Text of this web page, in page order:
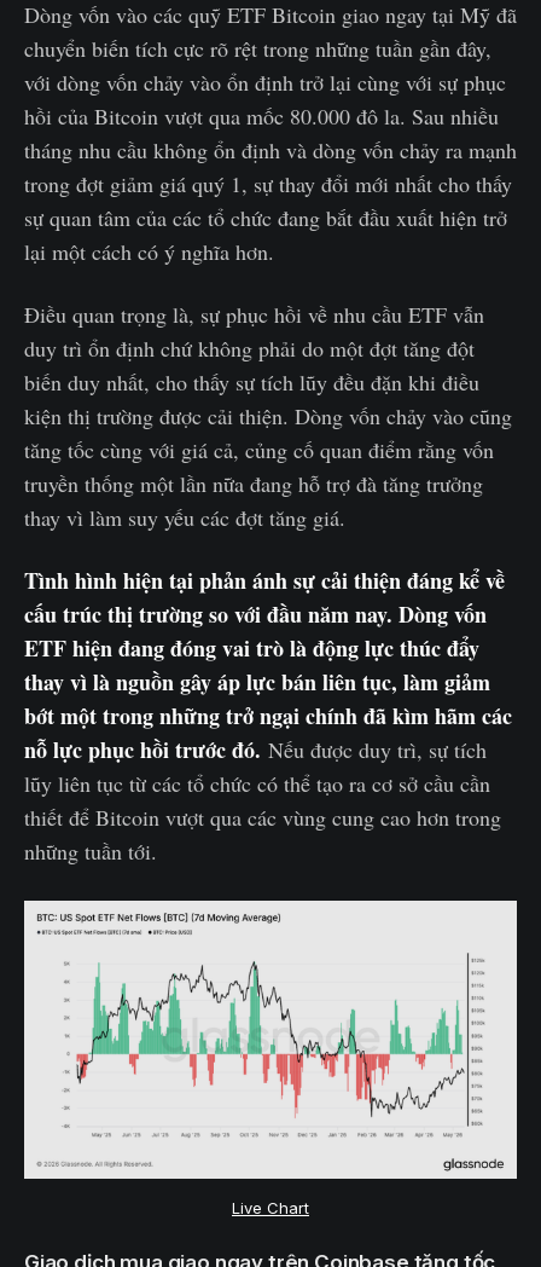
Dòng vốn vào các quỹ ETF Bitcoin giao ngay tại Mỹ đã
chuyển biến tích cực rõ rệt trong những tuần gần đây,
với dòng vốn chảy vào ổn định trở lại cùng với sự phục
hồi của Bitcoin vượt qua mốc 80.000 đô la. Sau nhiều
tháng nhu cầu không ổn định và dòng vốn chảy ra mạnh
trong đợt giảm giá quý 1, sự thay đổi mới nhất cho thấy
sự quan tâm của các tổ chức đang bắt đầu xuất hiện trở
lại một cách có ý nghĩa hơn.
Điều quan trọng là, sự phục hồi về nhu cầu ETF vẫn
duy trì ổn định chứ không phải do một đợt tăng đột
biến duy nhất, cho thấy sự tích lũy đều đặn khi điều
kiện thị trường được cải thiện. Dòng vốn chảy vào cũng
tăng tốc cùng với giá cả, củng cố quan điểm rằng vốn
truyền thống một lần nữa đang hỗ trợ đà tăng trưởng
thay vì làm suy yếu các đợt tăng giá.
Tình hình hiện tại phản ánh sự cải thiện đáng kể về
cấu trúc thị trường so với đầu năm nay. Dòng vốn
ETF hiện đang đóng vai trò là động lực thúc đẩy
thay vì là nguồn gây áp lực bán liên tục, làm giảm
bớt một trong những trở ngại chính đã kìm hãm các
nỗ lực phục hồi trước đó. Nếu được duy trì, sự tích
lũy liên tục từ các tổ chức có thể tạo ra cơ sở cầu cần
thiết để Bitcoin vượt qua các vùng cung cao hơn trong
những tuần tới.
Live Chart
Giao dịch mua giao ngay trên Coinbase tăng tốc